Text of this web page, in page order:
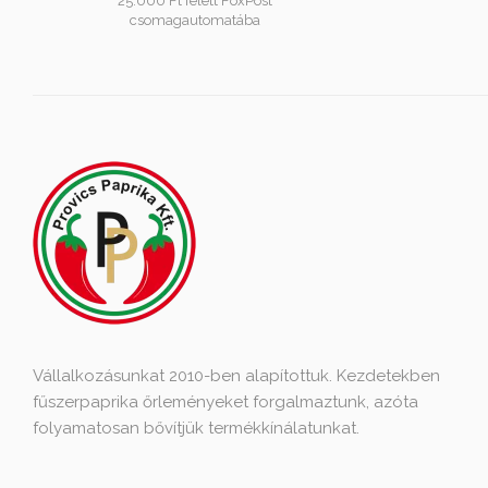
csomagautomatába
Vállalkozásunkat 2010-ben alapítottuk. Kezdetekben
fűszerpaprika őrleményeket forgalmaztunk, azóta
folyamatosan bővítjük termékkínálatunkat.